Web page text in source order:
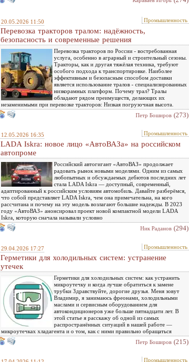
20.05.2026 11:50 Промышленность
Перевозка тракторов тралом: надёжность,
безопасность и современные решения
Перевозка тракторов по России - востребованная
услуга, особенно в аграрный и строительный сезоны.
Тракторы, как и другая тяжёлая техника, требуют
особого подхода к транспортировке. Наиболее
эффективным и безопасным способом доставки
является использование тралов - специализированных
низкорамных платформ. Почему трал? Тралы
обладают рядом преимуществ, делающих их
незаменимыми при перевозке тракторов: Низкая погрузочная высота.
Петр Боширов (273)
12.05.2026 16:35 Промышленность
LADA Iskra: новое лицо «АвтоВАЗа» на российском
автопроме
Российский автогигант «АвтоВАЗ» продолжает
радовать рынок новыми моделями. Одним из самых
любопытных и обсуждаемых дебютов последних лет
стала LADA Iskra — доступный, современный,
адаптированный к российским условиям автомобиль. Давайте разберёмся,
что собой представляет LADA Iskra, чем она примечательна, на кого
рассчитана и почему на эту модель возлагают большие надежды. В 2023
году «АвтоВАЗ» анонсировал проект новой компактной модели LADA
Iskra, которую сначала называли условно
Ник Раданов (294)
29.04.2026 17:27 Промышленность
Герметики для холодильных систем: устранение
утечек
Герметики для холодильных систем: как устранить
микроутечку и когда лучше обратиться к замене
трубки Здравствуйте, дорогие друзья. Меня зовут
Владимир, я занимаюсь фреонами, холодильными
маслами и сервисным оборудованием для
автокондиционеров уже больше пятнадцати лет. В
этой статье я расскажу об одной из самых
распространённых ситуаций в нашей работе —
микроутечках хладагента и о том, как с ними правильно обращаться
Петр Боширов (215)
Промышленность